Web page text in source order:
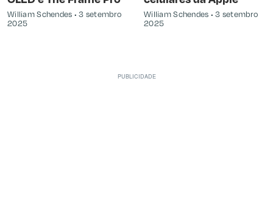
William Schendes
3 setembro
2025
William Schendes
3 setembro
2025